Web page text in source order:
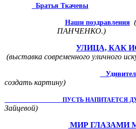
Братья Ткачевы
Наши поздравления
ПАНЧЕНКО.)
УЛИЦА, КАК
(выстав­ка современного уличного
создать картину)
ПУСТЬ НАПИТАЕТСЯ
Зай­цевой)
МИР ГЛАЗАМИ